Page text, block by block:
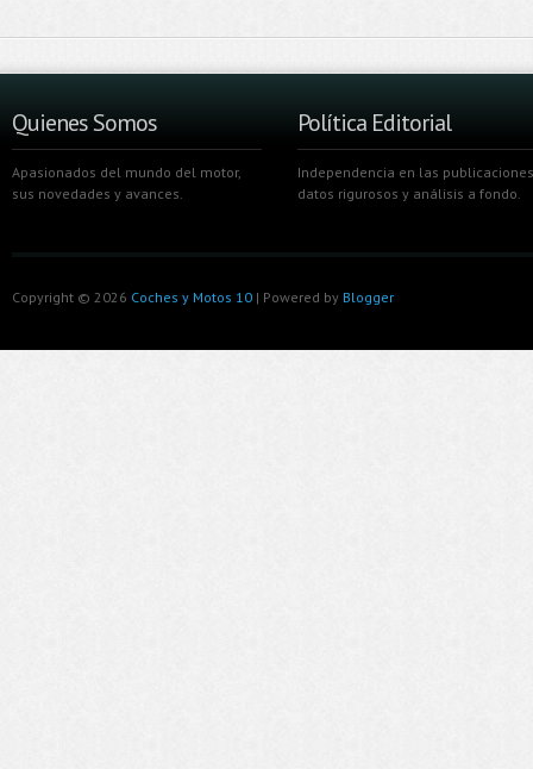
Quienes Somos
Apasionados del mundo del motor,
sus novedades y avances.
Política Editorial
Independencia en las
datos rigurosos y análisis a fondo.
Copyright © 2026 Coches y Motos 10 | Powered by Blogger